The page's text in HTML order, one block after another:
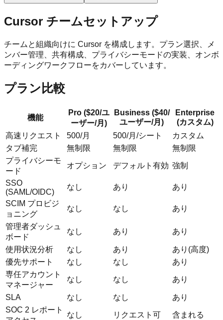
Cursor チームセットアップ
チームと組織向けに Cursor を構成します。プラン選択、メ
ンバー管理、共有構成、プライバシーモードの実装、オンボ
ーディングワークフローをカバーしています。
プラン比較
機能
Pro ($20/ユ
ーザー/月)
Business ($40/
ユーザー/月)
Enterprise
(カスタム)
高速リクエスト
500/月 500/月/シート
カスタム
タブ補完
無制限 無制限
無制限
プライバシーモ
ード
オプション デフォルト有効 強制
SSO
(SAML/OIDC)
なし あり
あり
SCIM プロビジ
ョニング
なし なし あり
管理者ダッシュ
ボード
なし あり あり
使用状況分析 なし あり
あり(高度)
優先サポート
なし なし
あり
専任アカウント
マネージャー
なし なし あり
SLA なし なし
あり
SOC 2 レポート
なし リクエスト可 含まれる